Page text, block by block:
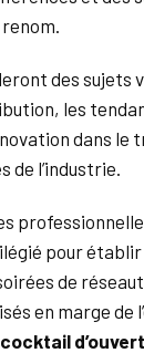
des sujets
les
dans le
de l’industrie.
pour
de
en marge de